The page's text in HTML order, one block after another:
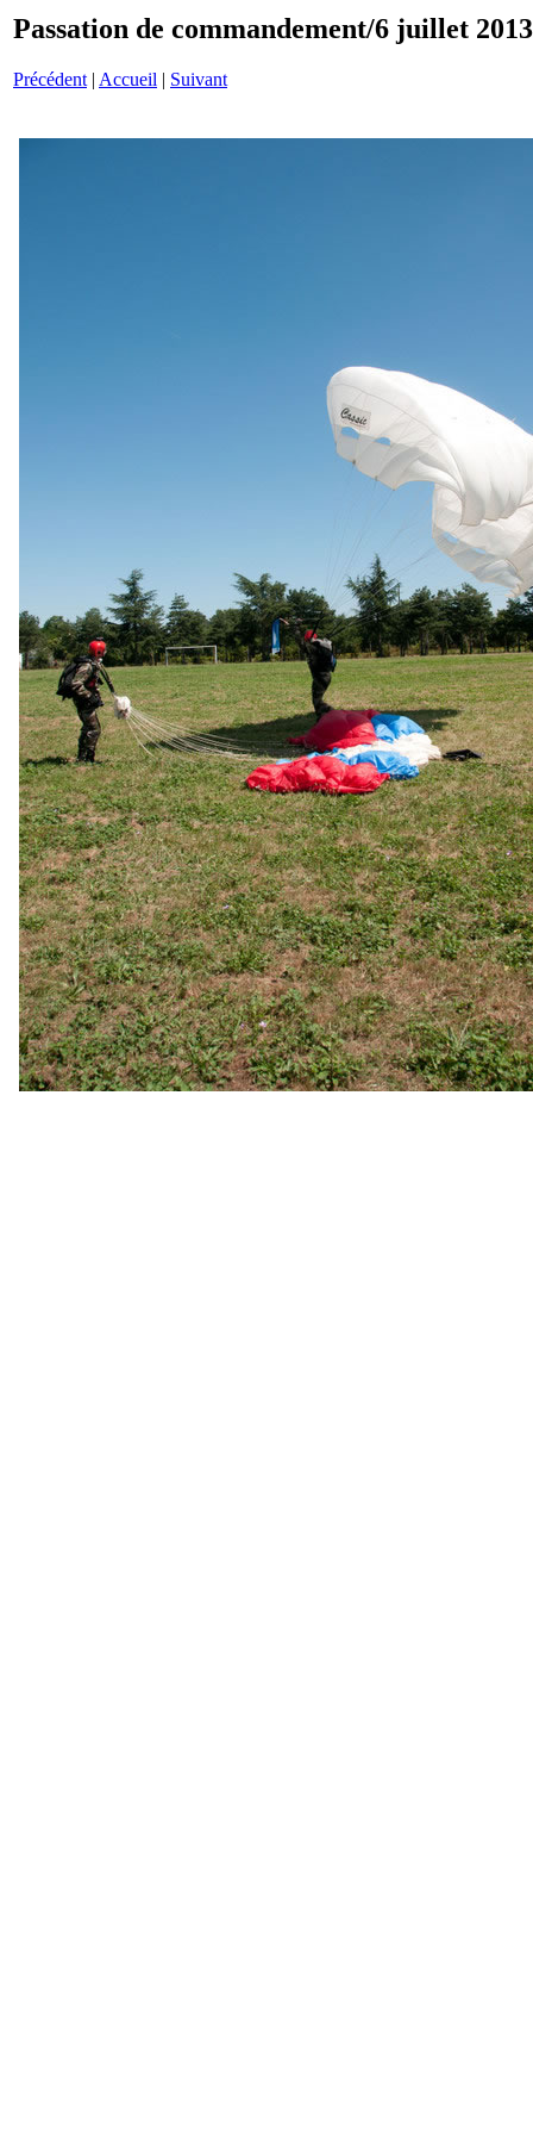
Passation de commandement/6 juillet
Précédent | Accueil | Suivant